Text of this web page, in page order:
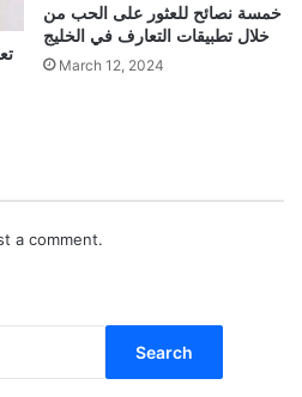
خمسة نصائح للعثور على الحب من
خلال تطبيقات التعارف في الخليج
March 12, 2024
a comment.
Search